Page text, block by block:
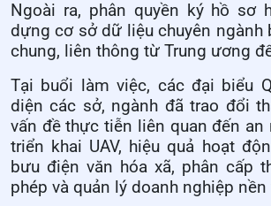
Ngoài ra, phân quyền ký hồ sơ
dựng cơ sở dữ liệu chuyên ngành
chung, liên thông từ Trung ương
Tại buổi làm việc, các đại biểu
diện các sở, ngành đã trao đổi
vấn đề thực tiễn liên quan đến an
triển khai UAV, hiệu quả hoạt
bưu điện văn hóa xã, phân cấp
phép và quản lý doanh nghiệp